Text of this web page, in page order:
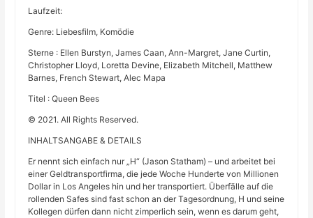
Laufzeit:
Genre: Liebesfilm, Komödie
Sterne : Ellen Burstyn, James Caan, Ann-Margret, Jane Curtin,
Christopher Lloyd, Loretta Devine, Elizabeth Mitchell, Matthew
Barnes, French Stewart, Alec Mapa
Titel : Queen Bees
© 2021. All Rights Reserved.
INHALTSANGABE & DETAILS
Er nennt sich einfach nur „H“ (Jason Statham) – und arbeitet bei
einer Geldtransportfirma, die jede Woche Hunderte von Millionen
Dollar in Los Angeles hin und her transportiert. Überfälle auf die
rollenden Safes sind fast schon an der Tagesordnung, H und seine
Kollegen dürfen dann nicht zimperlich sein, wenn es darum geht,